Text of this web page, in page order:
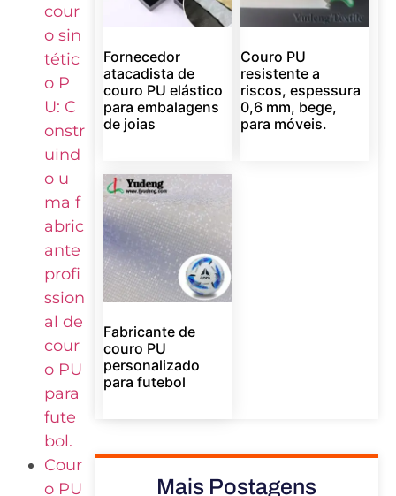
cour
o sin
tétic
o P
U: C
onstr
uind
o u
ma f
abric
ante
profi
ssion
al de
cour
o PU
para
fute
bol.
Cour
o PU
Fornecedor
atacadista de
couro PU elástico
para embalagens
de joias
Couro PU
resistente a
riscos, espessura
0,6 mm, bege,
para móveis.
Fabricante de
couro PU
personalizado
para futebol
Mais Postagens